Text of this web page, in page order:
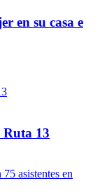
en su casa e
Ruta 13